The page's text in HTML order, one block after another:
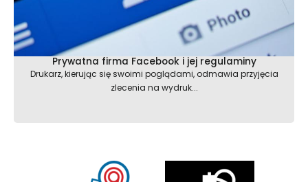
Prywatna firma Facebook i jej regulaminy
Drukarz, kierując się swoimi poglądami, odmawia przyjęcia
zlecenia na wydruk...